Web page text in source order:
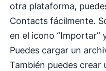
otra plataforma,
Contacts fácilmente.
en el icono “Importar”
Puedes cargar un
También puedes crear